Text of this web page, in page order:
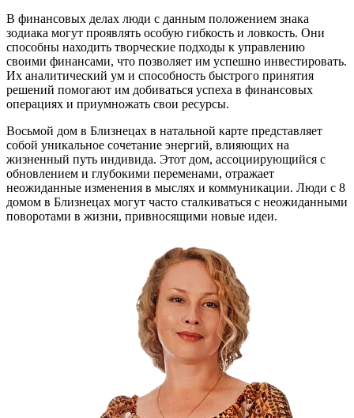
В финансовых делах люди с данным положением знака
зодиака могут проявлять особую гибкость и ловкость. Они
способны находить творческие подходы к управлению
своими финансами, что позволяет им успешно инвестировать.
Их аналитический ум и способность быстрого принятия
решений помогают им добиваться успеха в финансовых
операциях и приумножать свои ресурсы.
Восьмой дом в Близнецах в натальной карте представляет
собой уникальное сочетание энергий, влияющих на
жизненный путь индивида. Этот дом, ассоциирующийся с
обновлением и глубокими переменами, отражает
неожиданные изменения в мыслях и коммуникации. Люди с 8
домом в Близнецах могут часто сталкиваться с неожиданными
поворотами в жизни, привносящими новые идеи.